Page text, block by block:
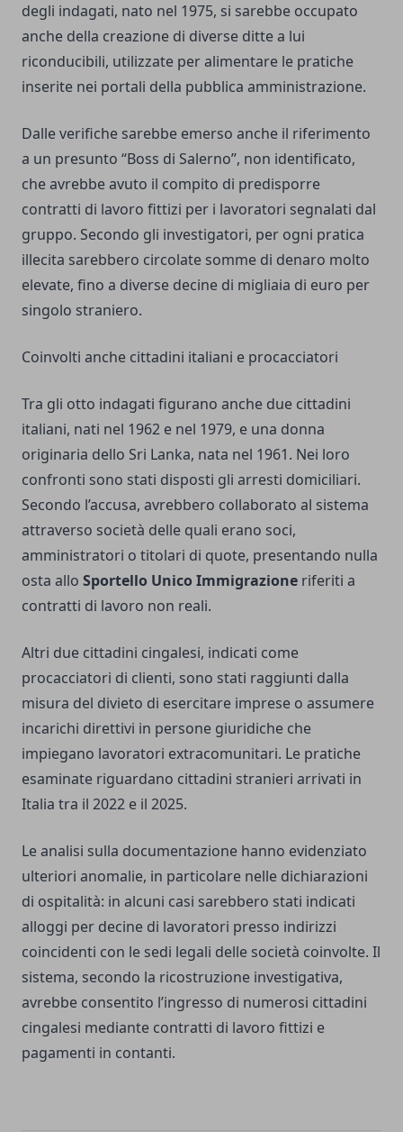
degli indagati, nato nel 1975, si sarebbe occupato
anche della creazione di diverse ditte a lui
riconducibili, utilizzate per alimentare le pratiche
inserite nei portali della pubblica amministrazione.
Dalle verifiche sarebbe emerso anche il riferimento
a un presunto “Boss di Salerno”, non identificato,
che avrebbe avuto il compito di predisporre
contratti di lavoro fittizi per i lavoratori segnalati dal
gruppo. Secondo gli investigatori, per ogni pratica
illecita sarebbero circolate somme di denaro molto
elevate, fino a diverse decine di migliaia di euro per
singolo straniero.
Coinvolti anche cittadini italiani e procacciatori
Tra gli otto indagati figurano anche due cittadini
italiani, nati nel 1962 e nel 1979, e una donna
originaria dello Sri Lanka, nata nel 1961. Nei loro
confronti sono stati disposti gli arresti domiciliari.
Secondo l’accusa, avrebbero collaborato al sistema
attraverso società delle quali erano soci,
amministratori o titolari di quote, presentando nulla
osta allo Sportello Unico Immigrazione riferiti a
contratti di lavoro non reali.
Altri due cittadini cingalesi, indicati come
procacciatori di clienti, sono stati raggiunti dalla
misura del divieto di esercitare imprese o assumere
incarichi direttivi in persone giuridiche che
impiegano lavoratori extracomunitari. Le pratiche
esaminate riguardano cittadini stranieri arrivati in
Italia tra il 2022 e il 2025.
Le analisi sulla documentazione hanno evidenziato
ulteriori anomalie, in particolare nelle dichiarazioni
di ospitalità: in alcuni casi sarebbero stati indicati
alloggi per decine di lavoratori presso indirizzi
coincidenti con le sedi legali delle società coinvolte. Il
sistema, secondo la ricostruzione investigativa,
avrebbe consentito l’ingresso di numerosi cittadini
cingalesi mediante contratti di lavoro fittizi e
pagamenti in contanti.